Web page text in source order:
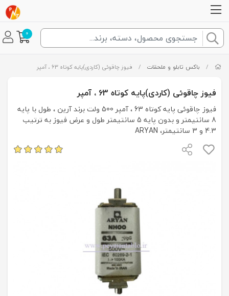
0
/ باکس تابلو و ملحقات / فیوز چاقوئی (کاردی)پایه کوتاه 63 ، آمپر
فیوز چاقوئی (کاردی)پایه کوتاه 63 ، آمپر
فیوز چاقوئی پایه کوتاه 63 ، آمپر 500 ولت برند آرین ، طول با پایه
8 سانتیمتر و بدون پایه 5 سانتیمتر طول و عرض فیوز به ترتیب
4.3 و 3 سانتیمتر، ARYAN